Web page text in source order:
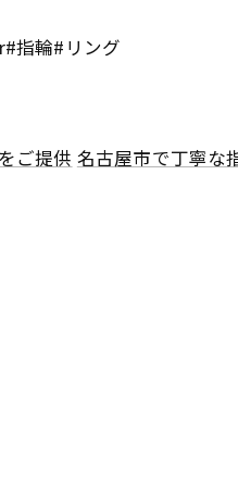
指輪#リング
ご提供 名古屋市で丁寧な